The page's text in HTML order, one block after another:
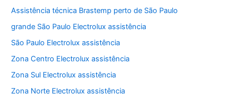
Assistência técnica Brastemp perto de São Paulo
grande São Paulo Electrolux assistência
São Paulo Electrolux assistência
Zona Centro Electrolux assistência
Zona Sul Electrolux assistência
Zona Norte Electrolux assistência